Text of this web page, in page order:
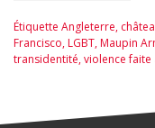
Étiquette Angleterre,
Francisco,LGBT,Maupin
transidentité,violence faite